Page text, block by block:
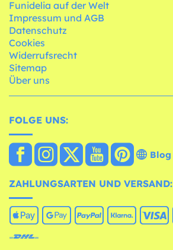
Funidelia auf der Welt
Impressum und AGB
Datenschutz
Cookies
Widerrufsrecht
Sitemap
Über uns
FOLGE UNS:
Blog
ZAHLUNGSARTEN UND VERSAND: